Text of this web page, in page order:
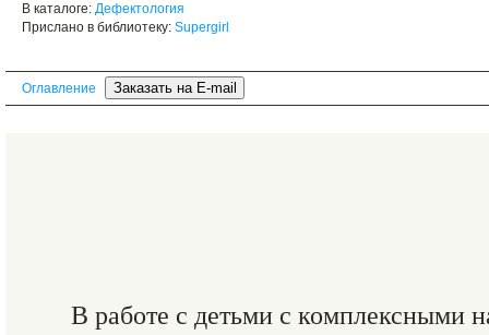
В каталоге: Дефектология
Прислано в библиотеку: Supergirl
Оглавление
В работе с детьми с комплексными